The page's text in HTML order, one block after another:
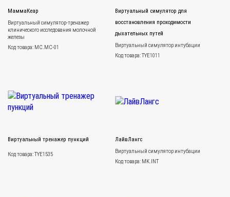
МаммаКеар
Виртуальный симулятор-тренажер
клинического исследования молочной
железы
Код товара: MC.MC-01
Виртуальный симулятор для
восстановления проходимости
дыхательных путей
Виртуальный симулятор интубации
Код товара: TYE1011
Виртуальный тренажер пункций
Код товара: TYE1535
ЛайвЛангс
Виртуальный симулятор интубации
Код товара: MK.INT